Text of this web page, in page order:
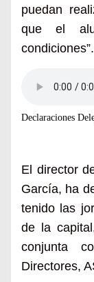
puedan
que el
condiciones”.
Declaraciones
El director
García, ha
tenido las
de la
conjunta
Directores,